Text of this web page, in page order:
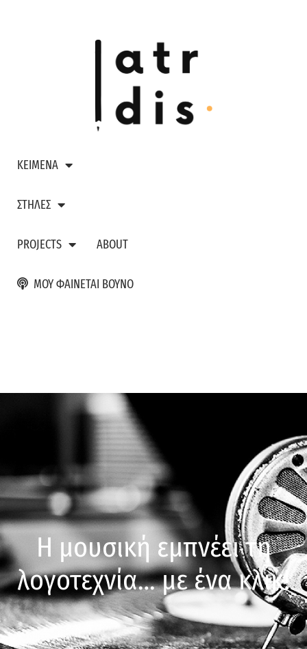
ΚΕΙΜΕΝΑ
ΣΤΗΛΕΣ
PROJECTS ABOUT
ΜΟΥ ΦΑΙΝΕΤΑΙ ΒΟΥΝΟ
Η μουσική εμπνέει τη
λογοτεχνία… με ένα κλικ!